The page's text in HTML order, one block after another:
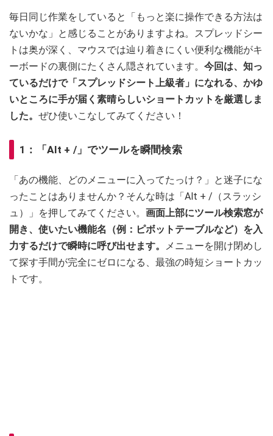
毎日同じ作業をしていると「もっと楽に操作できる方法は
ないかな」と感じることがありますよね。スプレッドシー
トは奥が深く、マウスでは辿り着きにくい便利な機能がキ
ーボードの裏側にたくさん隠されています。 今回は、知っ
ているだけで「スプレッドシート上級者」になれる、かゆ
いところに手が届く素晴らしいショートカットを厳選しま
した。 ぜひ使いこなしてみてください！
1：「Alt + /」でツールを瞬間検索
「あの機能、どのメニューに入ってたっけ？」と迷子にな
ったことはありませんか？そんな時は「Alt + /（スラッシ
ュ）」を押してみてください。 画面上部にツール検索窓が
開き、使いたい機能名（例：ピボットテーブルなど）を入
力するだけで瞬時に呼び出せます。
メニューを開け閉めし
て探す手間が完全にゼロになる、最強の時短ショートカッ
トです。